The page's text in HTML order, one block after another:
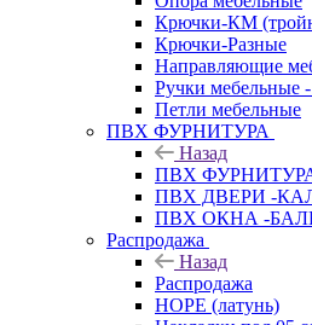
Крючки-КМ
Крючки-Разные
Направляющие
Ручки
Петли мебельные
ПВХ ФУРНИТУРА
Назад
ПВХ
ПВХ ДВЕРИ -
ПВХ ОКНА -
Распродажа
Назад
Распродажа
HOPE (латунь)